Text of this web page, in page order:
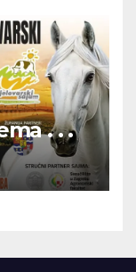
. . .